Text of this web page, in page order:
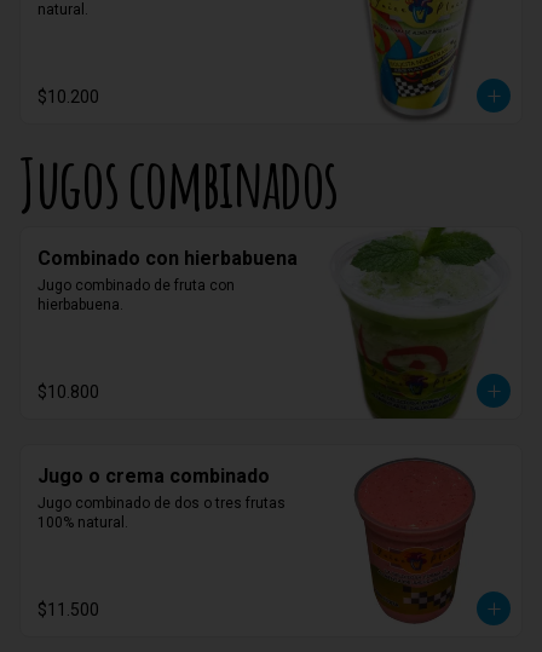
natural.
$10.200
Jugos combinados
Combinado con hierbabuena
Jugo combinado de fruta con
hierbabuena.
$10.800
Jugo o crema combinado
Jugo combinado de dos o tres frutas
100% natural.
$11.500